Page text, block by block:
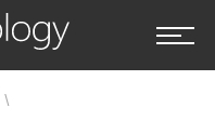
\